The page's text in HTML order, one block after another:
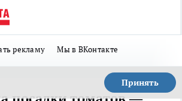
рекламу Мы в ВКонтакте
Принять